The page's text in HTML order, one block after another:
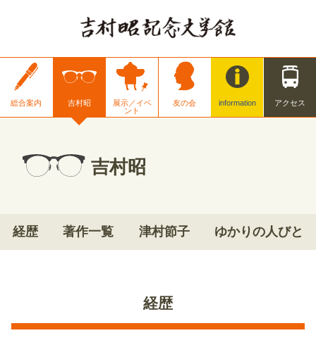
総合案内 吉村昭
展示／イベ
ント
友の会 information アクセス
吉村昭
経歴 著作一覧 津村節子 ゆかりの人びと
経歴